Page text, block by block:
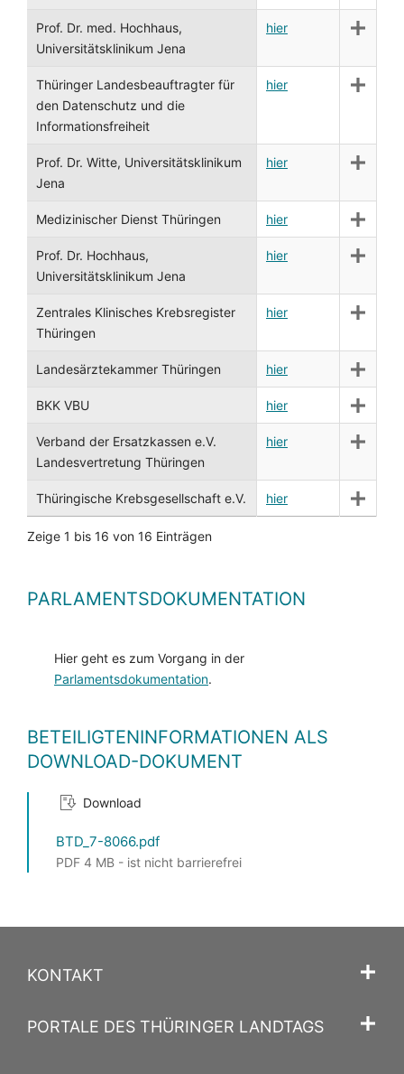
Prof. Dr. med. Hochhaus,
Universitätsklinikum Jena
hier
Thüringer Landesbeauftragter für
den Datenschutz und die
Informationsfreiheit
hier
Prof. Dr. Witte, Universitätsklinikum
Jena
hier
Medizinischer Dienst Thüringen hier
Prof. Dr. Hochhaus,
Universitätsklinikum Jena
hier
Zentrales Klinisches Krebsregister
Thüringen
hier
Landesärztekammer Thüringen hier
BKK VBU hier
Verband der Ersatzkassen e.V.
Landesvertretung Thüringen
hier
Thüringische Krebsgesellschaft e.V. hier
Zeige 1 bis 16 von 16 Einträgen
PARLAMENTSDOKUMENTATION
Hier geht es zum Vorgang in der
Parlamentsdokumentation.
BETEILIGTENINFORMATIONEN ALS
DOWNLOAD-DOKUMENT
Download
BTD_7-8066.pdf
PDF 4 MB - ist nicht barrierefrei
KONTAKT
PORTALE DES THÜRINGER LANDTAGS